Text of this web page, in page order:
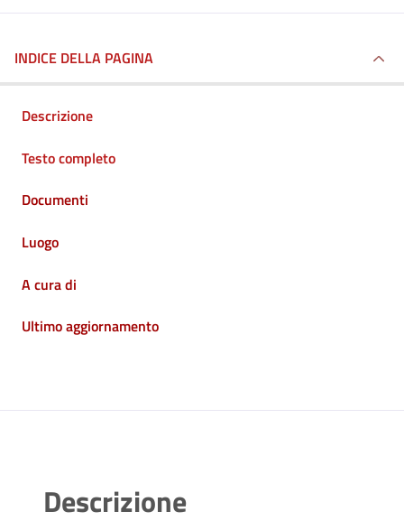
INDICE DELLA PAGINA
Descrizione
Testo completo
Documenti
Luogo
A cura di
Ultimo aggiornamento
Descrizione